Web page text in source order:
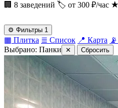
🏢 8 заведений 🏷 от 300 ₽/час ★
⚙ Фильтры 1
▦ Плитка ≣ Список 📍 Карта 📡
Выбрано: Панки ✕ Сбросить